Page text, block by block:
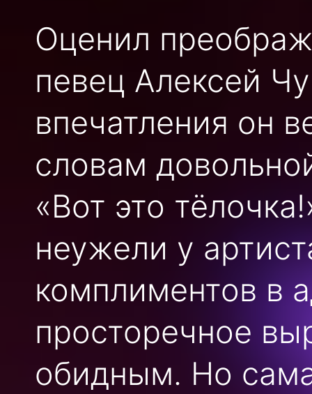
Оценил
певец Алексей
впечатления он
словам
«Вот это
неужели у
комплиментов в
просторечное
обидным. Но